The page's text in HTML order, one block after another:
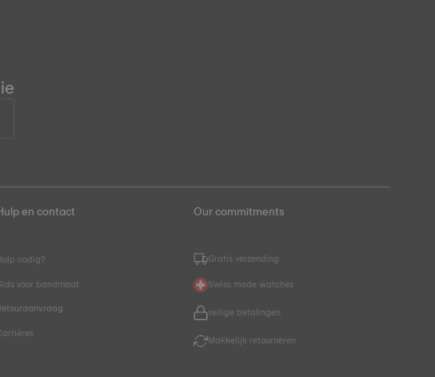
en contact
nodig?
voor bandmaat
Our commitments
Gratis verzending
Swiss made watches
veilige betalingen
Makkelijk retourneren